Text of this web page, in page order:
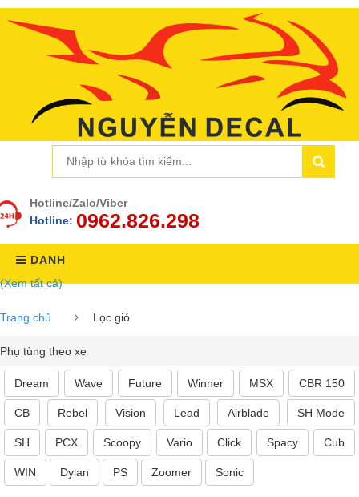
Hotline/Zalo/Viber
Hotline: 0962.826.298
DANH
(Xem tất cả)
Trang chủ Lọc gió
Phụ tùng theo xe
Dream Wave Future Winner MSX CBR 150
CB Rebel Vision Lead Airblade SH Mode
SH PCX Scoopy Vario Click Spacy Cub
WIN Dylan PS Zoomer Sonic